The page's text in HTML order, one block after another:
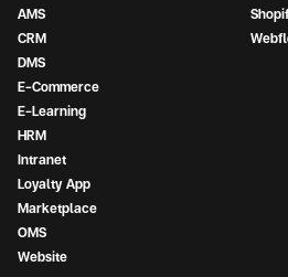
AMS
CRM
DMS
E-Commerce
E-Learning
HRM
Intranet
Loyalty App
Marketplace
OMS
Website